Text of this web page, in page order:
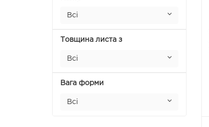
Всі
Товщина листа з
Всі
Вага форми
Всі